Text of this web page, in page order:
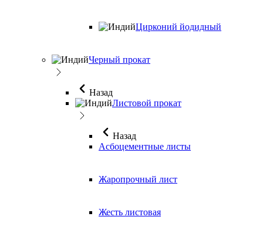
Цирконий йодидный
Черный прокат
Назад
Листовой прокат
Назад
Асбоцементные листы
Жаропрочный лист
Жесть листовая